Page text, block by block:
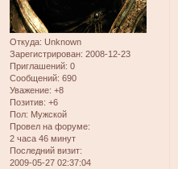
Откуда: Unknown
Зарегистрирован: 2008-12-23
Приглашений: 0
Сообщений: 690
Уважение: +8
Позитив: +6
Пол: Мужской
Провел на форуме:
2 часа 46 минут
Последний визит:
2009-05-27 02:37:04